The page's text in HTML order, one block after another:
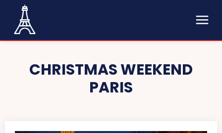
CHRISTMAS WEEKEND
PARIS